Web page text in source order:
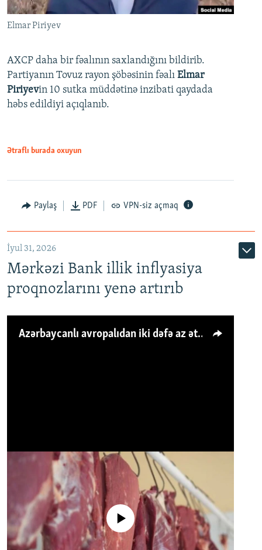
Elmar Piriyev
AXCP daha bir fəalının saxlandığını bildirib.
Partiyanın Tovuz rayon şöbəsinin fəalı Elmar
Piriyevin 10 sutka müddətinə inzibati qaydada
həbs edildiyi açıqlanıb.
Ətraflı burada oxuyun
Paylaş PDF VPN-siz açmaq
İyul 31, 2026
Mərkəzi Bank illik inflyasiya
proqnozlarını yenə artırıb
Azərbaycanlı avropalıdan iki dəfə az ət yeyir, amma... 'Qiymət artımı qaçılmazdır'
No media source currently available